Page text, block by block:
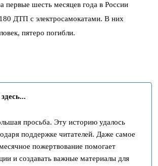
шесть месяцев года в России
ДТП с электросамокатами. В них
пятеро погибли.
просьба. Эту историю удалось
поддержке читателей. Даже самое
пожертвование помогает
и создавать важные материалы для